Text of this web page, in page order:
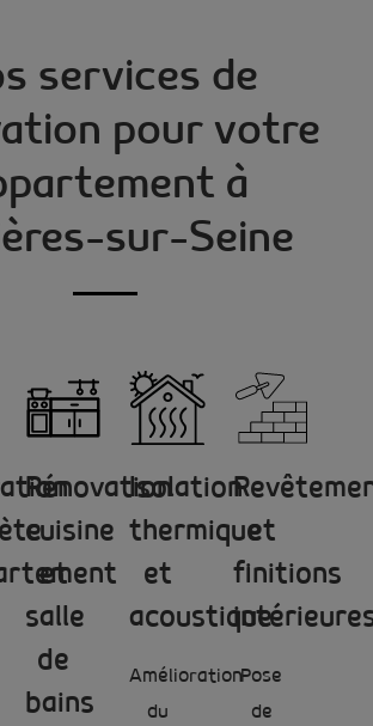
services de
pour votre
à
sur-Seine
Rénovation
cuisine
et
salle
de
bains
Isolation
thermique
et
acoustique
Amélioration
du
et
finitions
Pose
de